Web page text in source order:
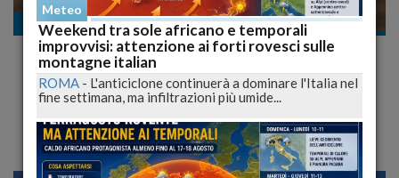
Politica
“Nomina di D’Ambrosio fuori dai criteri di
cambiamento del PD”
Meteo
Weekend tra sole africano e temporali
improvvisi: attenzione ai forti rovesci sulle
montagne italian
ROMA - L'anticiclone continuerà a dominare l'Italia nel
fine settimana, ma infiltrazioni più umide...